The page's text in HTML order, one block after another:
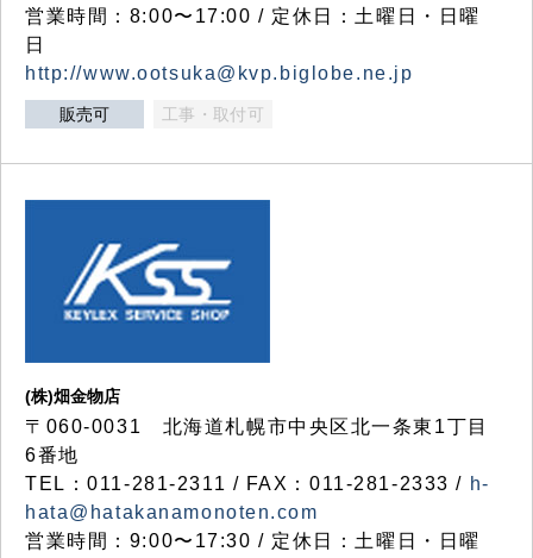
営業時間：8:00〜17:00 / 定休日：土曜日・日曜
日
http://www.ootsuka@kvp.biglobe.ne.jp
販売可 工事・取付可
(株)畑金物店
〒060-0031 北海道札幌市中央区北一条東1丁目
6番地
TEL：011-281-2311 / FAX：011-281-2333 / h-
hata@hatakanamonoten.com
営業時間：9:00〜17:30 / 定休日：土曜日・日曜